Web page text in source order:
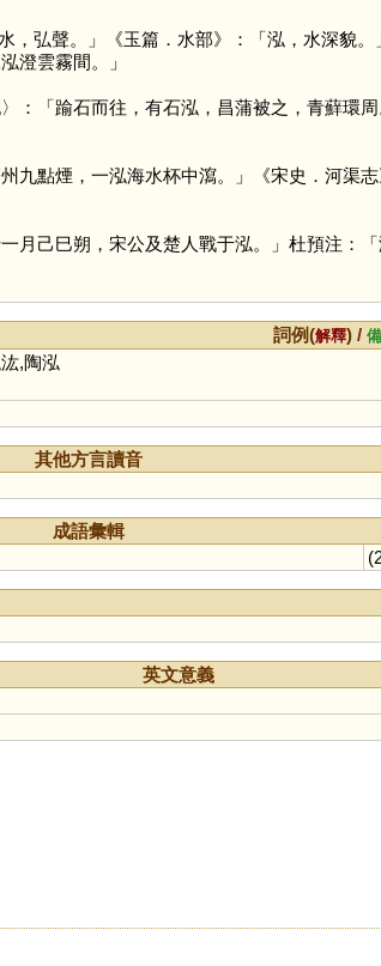
，弘聲。」《玉篇．水部》：「泓，水深貌
澄雲霧間。」
：「踰石而往，有石泓，昌蒲被之，青蘚環
九點煙，一泓海水杯中瀉。」《宋史．河渠
己巳朔，宋公及楚人戰于泓。」杜預注：「
詞例(解釋) /
,陶泓
其他方言讀音
成語彙輯
英文意義